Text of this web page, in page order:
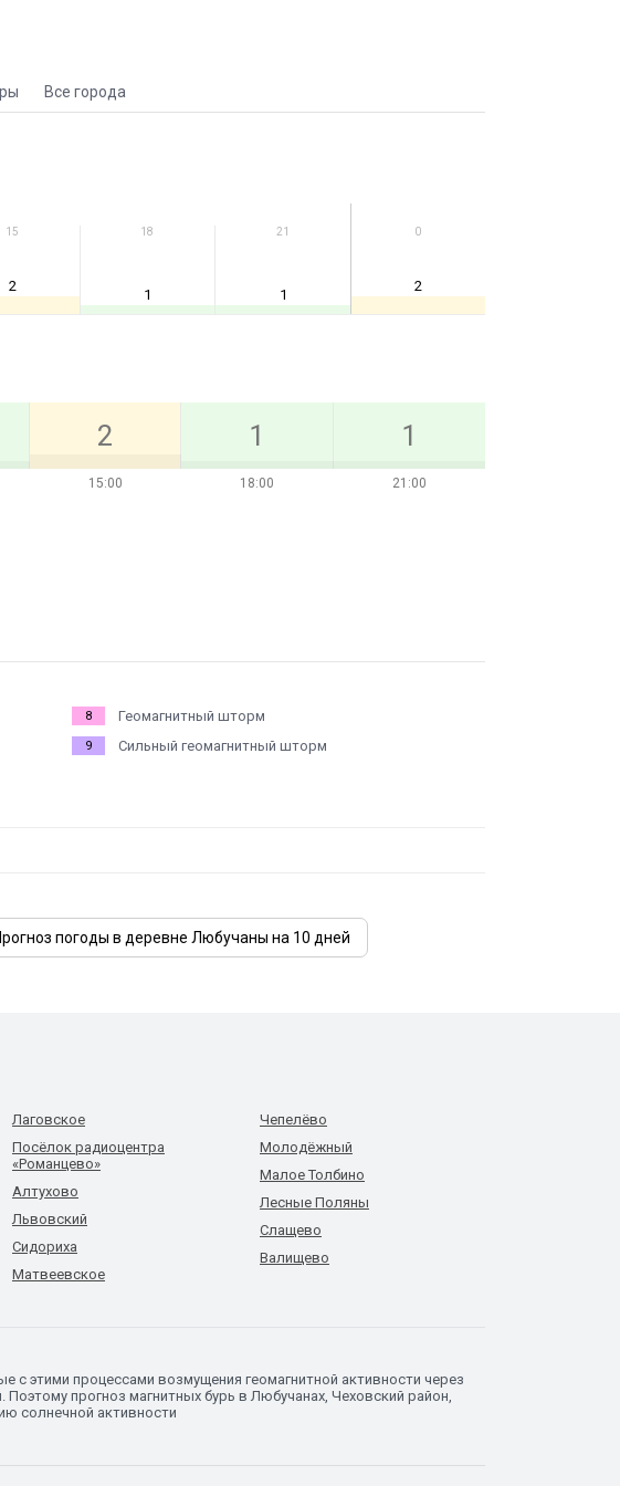
Все города
15
2
18
1
21
1
0
2
15:00
2
18:00
1
21:00
1
8 Геомагнитный шторм
9 Сильный геомагнитный шторм
погоды в деревне Любучаны на 10 дней
Лаговское
Посёлок радиоцентра
«Романцево»
Алтухово
Львовский
Сидориха
Матвеевское
Чепелёво
Молодёжный
Малое Толбино
Лесные Поляны
Слащево
Валищево
с этими процессами возмущения геомагнитной активности через
прогноз магнитных бурь в Любучанах, Чеховский район,
солнечной активности